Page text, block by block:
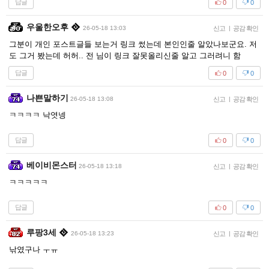
답글 0
0
우울한오후 26-05-18 13:03 신고 | 공감 확인
그분이 개인 포스트글들 보는거 링크 썼는데 본인인줄 알았나보군요. 저
도 그거 봤는데 허허.. 전 님이 링크 잘못올리신줄 알고 그러려니 함
답글 0
0
나쁜말하기 26-05-18 13:08 신고 | 공감 확인
ㅋㅋㅋㅋ 낙엿넹
답글 0
0
베이비몬스터 26-05-18 13:18 신고 | 공감 확인
ㅋㅋㅋㅋㅋ
답글 0
0
루팡3세 26-05-18 13:23 신고 | 공감 확인
낚였구나 ㅜㅠ